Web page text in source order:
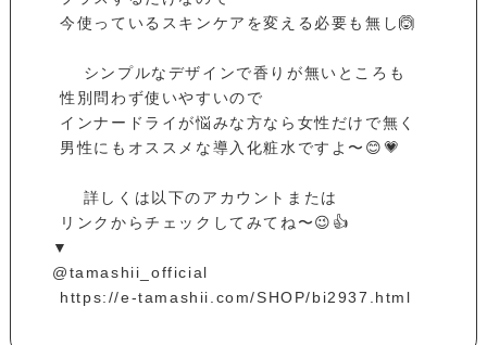
⁡ 今使っているスキンケアを変える必要も無し🙆
⁡ ⁡ ⁡ ⁡ シンプルなデザインで香りが無いところも⁡
⁡ 性別問わず使いやすいので⁡
⁡ インナードライが悩みな方なら女性だけで無く⁡
⁡ 男性にもオススメな導入化粧水ですよ〜😊💗⁡
⁡ ⁡ ⁡ ⁡ 詳しくは以下のアカウントまたは⁡
⁡ リンクからチェックしてみてね〜😉👍⁡
▼⁡
@tamashii_official⁡
⁡ https://e-tamashii.com/SHOP/bi2937.html